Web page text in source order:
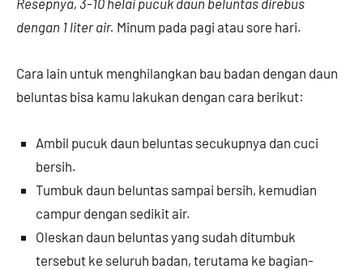
dengan 1 liter air. Minum pada pagi atau sore hari.
Cara lain untuk menghilangkan bau badan dengan daun
beluntas bisa kamu lakukan dengan cara berikut:
Ambil pucuk daun beluntas secukupnya dan cuci
bersih.
Tumbuk daun beluntas sampai bersih, kemudian
campur dengan sedikit air.
Oleskan daun beluntas yang sudah ditumbuk
tersebut ke seluruh badan, terutama ke bagian-